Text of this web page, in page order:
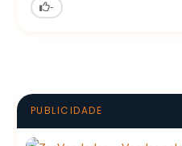
-
PUBLICIDADE